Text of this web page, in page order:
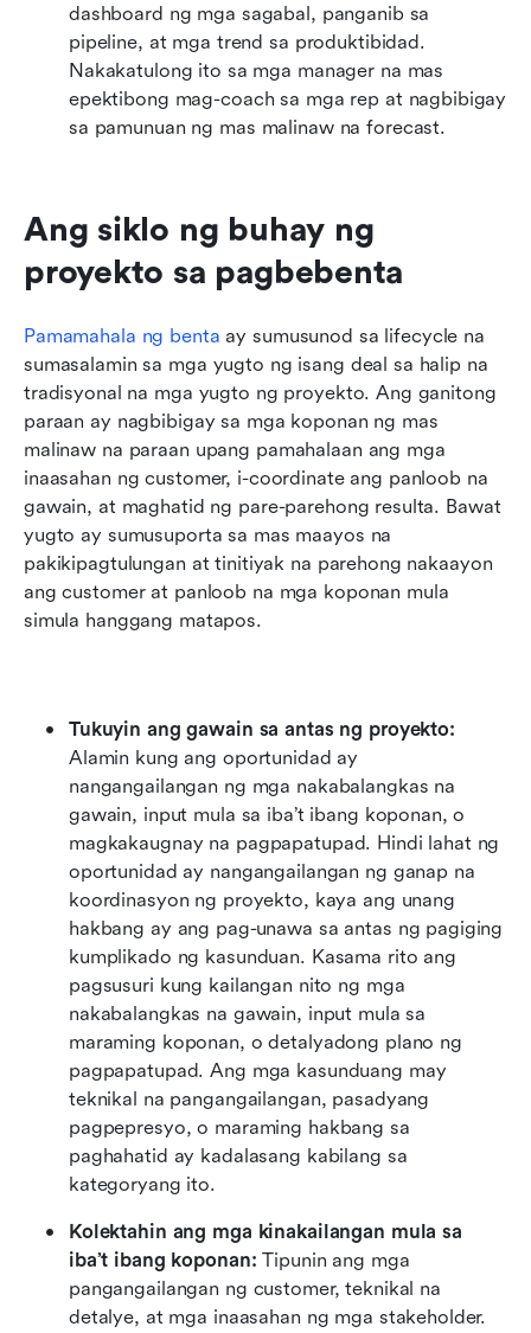
dashboard ng mga sagabal, panganib sa
pipeline, at mga trend sa produktibidad.
Nakakatulong ito sa mga manager na mas
epektibong mag-coach sa mga rep at nagbibigay
sa pamunuan ng mas malinaw na forecast.
Ang siklo ng buhay ng
proyekto sa pagbebenta
Pamamahala ng benta ay sumusunod sa lifecycle na
sumasalamin sa mga yugto ng isang deal sa halip na
tradisyonal na mga yugto ng proyekto. Ang ganitong
paraan ay nagbibigay sa mga koponan ng mas
malinaw na paraan upang pamahalaan ang mga
inaasahan ng customer, i-coordinate ang panloob na
gawain, at maghatid ng pare-parehong resulta. Bawat
yugto ay sumusuporta sa mas maayos na
pakikipagtulungan at tinitiyak na parehong nakaayon
ang customer at panloob na mga koponan mula
simula hanggang matapos.
Tukuyin ang gawain sa antas ng proyekto:
Alamin kung ang oportunidad ay
nangangailangan ng mga nakabalangkas na
gawain, input mula sa iba’t ibang koponan, o
magkakaugnay na pagpapatupad. Hindi lahat ng
oportunidad ay nangangailangan ng ganap na
koordinasyon ng proyekto, kaya ang unang
hakbang ay ang pag-unawa sa antas ng pagiging
kumplikado ng kasunduan. Kasama rito ang
pagsusuri kung kailangan nito ng mga
nakabalangkas na gawain, input mula sa
maraming koponan, o detalyadong plano ng
pagpapatupad. Ang mga kasunduang may
teknikal na pangangailangan, pasadyang
pagpepresyo, o maraming hakbang sa
paghahatid ay kadalasang kabilang sa
kategoryang ito.
Kolektahin ang mga kinakailangan mula sa
iba’t ibang koponan: Tipunin ang mga
pangangailangan ng customer, teknikal na
detalye, at mga inaasahan ng mga stakeholder.